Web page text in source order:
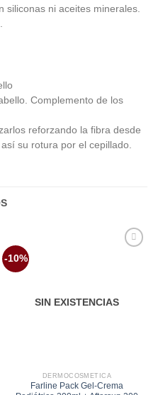
siliconas ni aceites minerales.
Complemento de los
reforzando la fibra desde
su rotura por el cepillado.
-10%
SIN EXISTENCIAS
DERMOCOSMÉTICA
Farline Pack Gel-Crema